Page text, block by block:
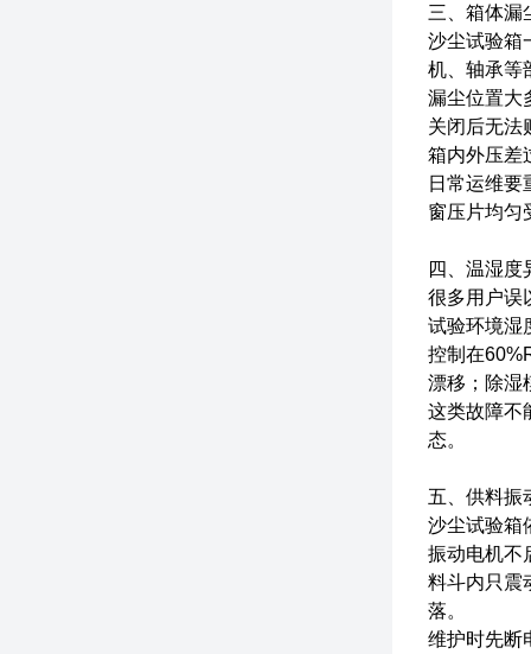
三、箱体漏
沙尘试验箱
机、轴承等
漏尘位置大
关闭后无法
箱内外压差
日常运维
窗压片均匀
四、温湿度
很多用户误
试验环境湿
控制在
漂移；除湿
这类故障不
态。
五、供料振
沙尘试验箱
振动电机不
料斗内只震
落。
维护时先断